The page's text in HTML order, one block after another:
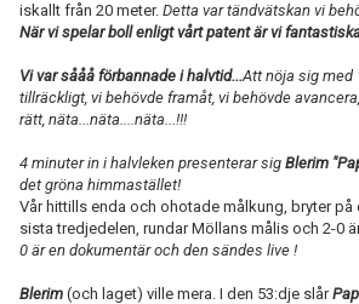
iskallt från 20 meter. Detta var tändvätskan vi
När vi spelar boll enligt vårt patent är vi
Vi var sååå förbannade i halvtid...Att nöja sig med
tillräckligt, vi behövde framåt, vi behövde
rätt, näta...näta....näta...!!!
4 minuter in i halvleken presenterar sig Blerim
det gröna himmastället!
Vår hittills enda och ohotade målkung, bryter på
sista tredjedelen, rundar Möllans målis och 2-0
0 är en dokumentär och den sändes live !
Blerim (och laget) ville mera. I den 53:dje slår